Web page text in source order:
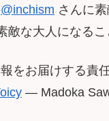
@inchism さんに
な大人になるこ
をお届けする責
— Madoka